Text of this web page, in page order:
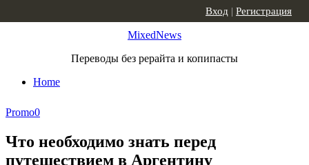
MixedNews
Переводы без рерайта и копипасты
Home
Вход | Регистрация
Promo0
Что необходимо знать перед
путешествием в Аргентину